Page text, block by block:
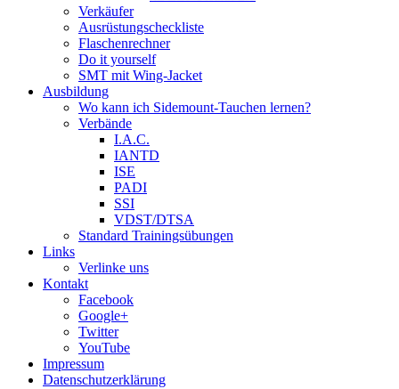
Verkäufer
Ausrüstungscheckliste
Flaschenrechner
Do it yourself
SMT mit Wing-Jacket
Ausbildung
Wo kann ich Sidemount-Tauchen lernen?
Verbände
I.A.C.
IANTD
ISE
PADI
SSI
VDST/DTSA
Standard Trainingsübungen
Links
Verlinke uns
Kontakt
Facebook
Google+
Twitter
YouTube
Impressum
Datenschutzerklärung